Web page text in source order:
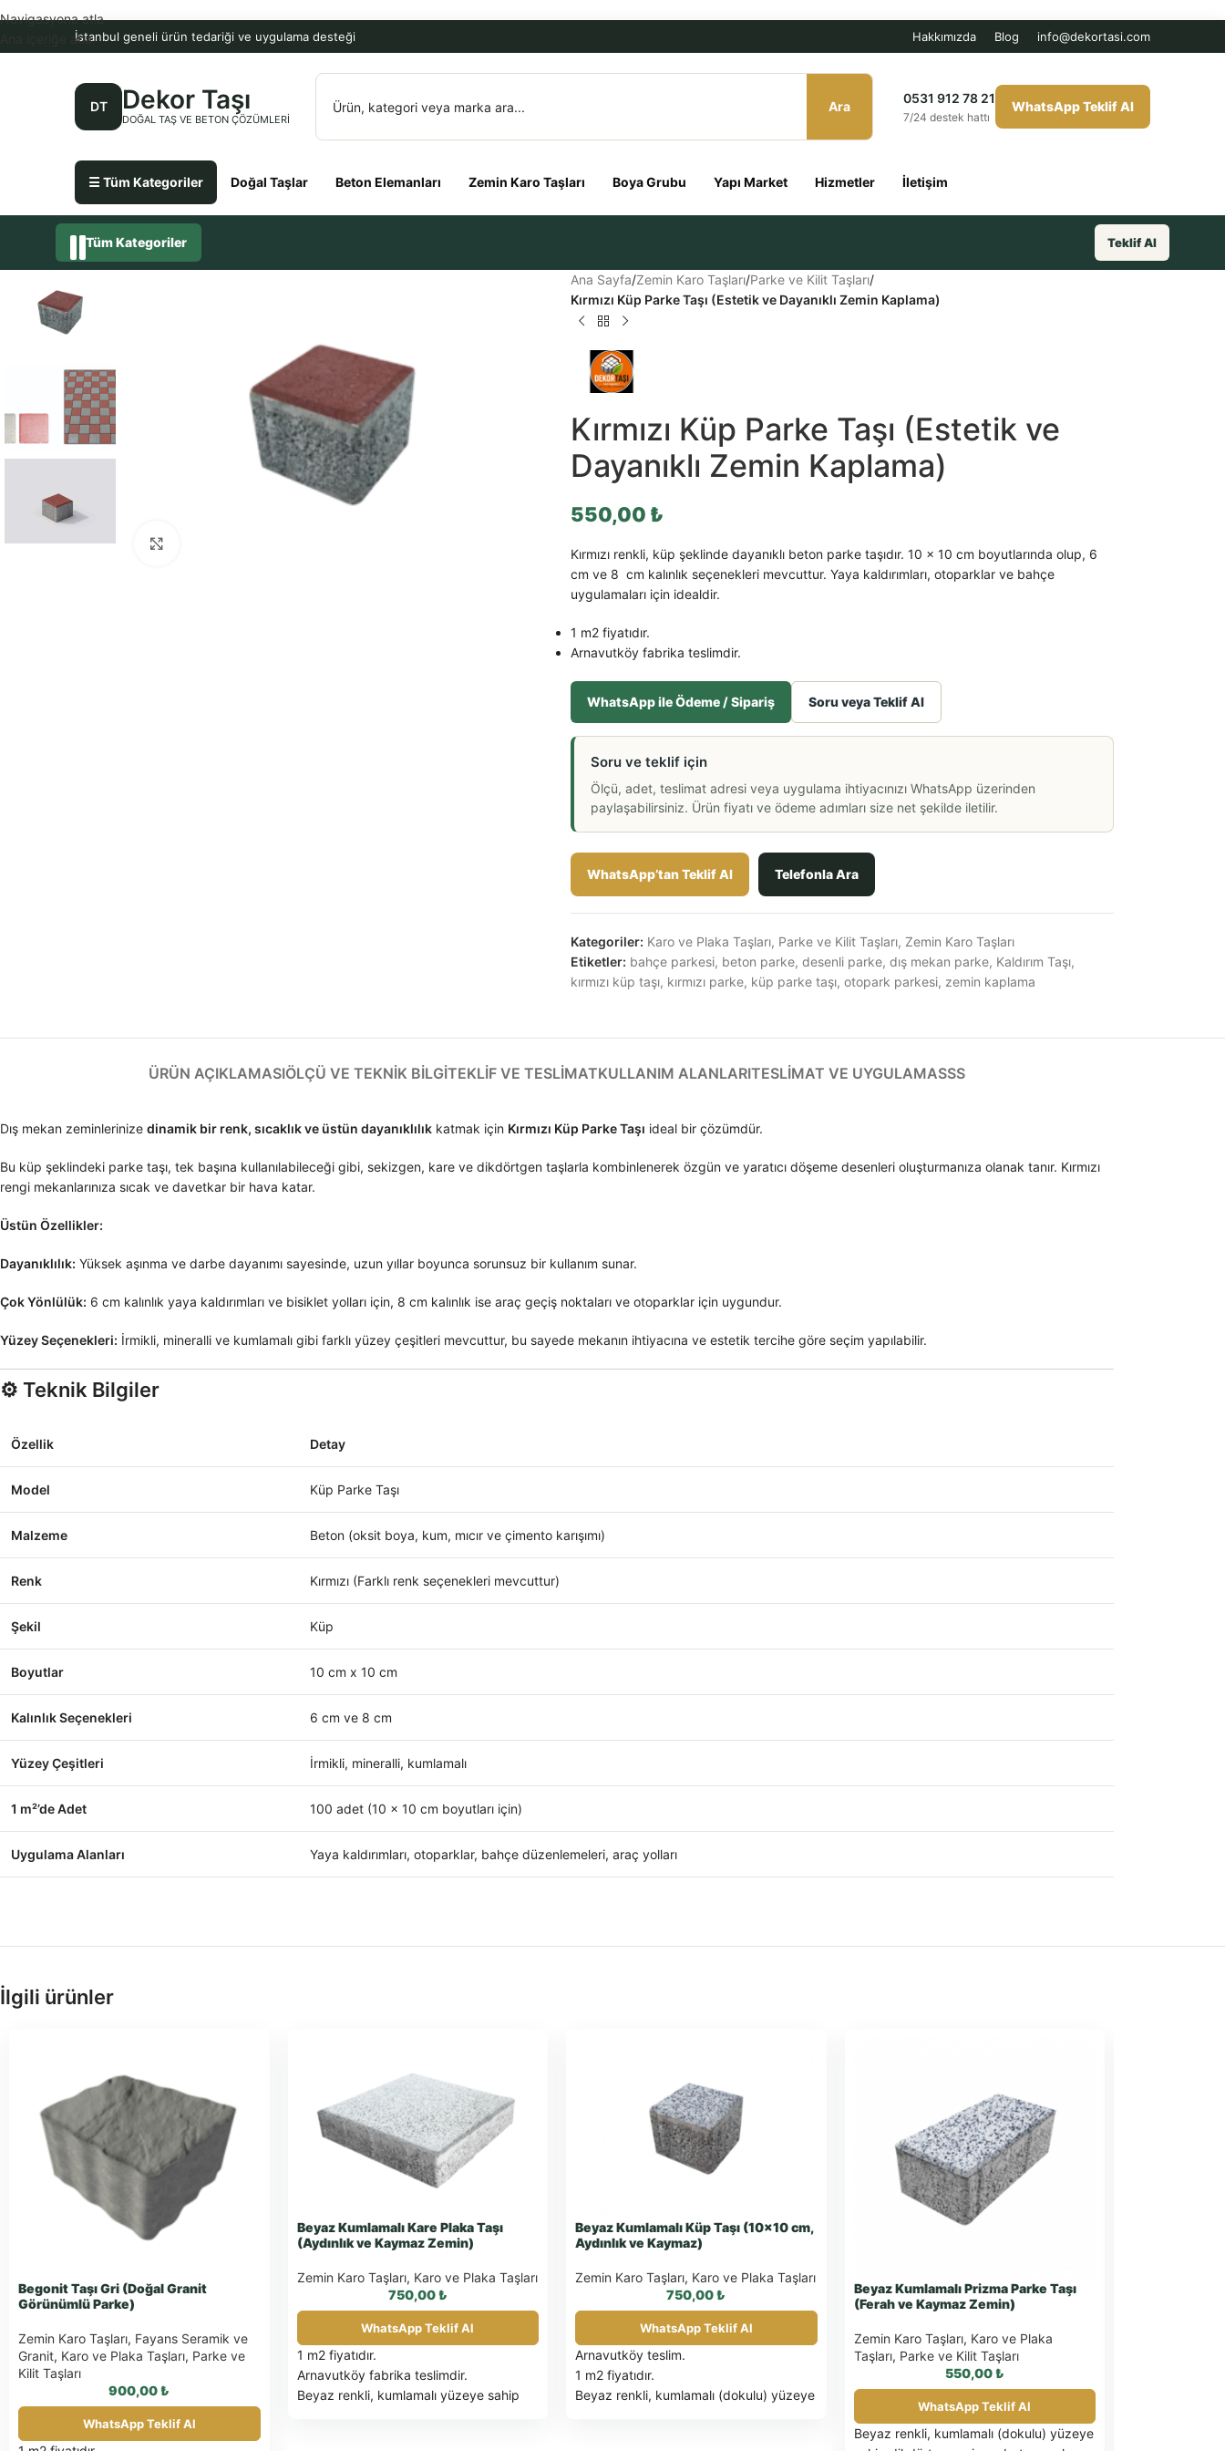
İstanbul geneli ürün tedariği ve uygulama desteği Hakkımızda Blog info@dekortasi.com
DT Dekor Taşı
DOĞAL TAŞ VE BETON ÇÖZÜMLERI
Ara
0531 912 78 21
7/24 destek hattı
WhatsApp Teklif Al
☰ Tüm Kategoriler Doğal Taşlar Beton Elemanları Zemin Karo Taşları Boya Grubu Yapı Market Hizmetler İletişim
Navigasyona atla
Ana içeriğe atla
Tüm Kategoriler Teklif Al
Ana Sayfa/Zemin Karo Taşları/Parke ve Kilit Taşları/
Kırmızı Küp Parke Taşı (Estetik ve Dayanıklı Zemin Kaplama)
Kırmızı Küp Parke Taşı (Estetik ve
Dayanıklı Zemin Kaplama)
550,00 ₺
Kırmızı renkli, küp şeklinde dayanıklı beton parke taşıdır. 10 x 10 cm boyutlarında olup, 6
cm ve 8 cm kalınlık seçenekleri mevcuttur. Yaya kaldırımları, otoparklar ve bahçe
uygulamaları için idealdir.
1 m2 fiyatıdır.
Arnavutköy fabrika teslimdir.
WhatsApp ile Ödeme / Sipariş Soru veya Teklif Al
Soru ve teklif için
Ölçü, adet, teslimat adresi veya uygulama ihtiyacınızı WhatsApp üzerinden
paylaşabilirsiniz. Ürün fiyatı ve ödeme adımları size net şekilde iletilir.
WhatsApp’tan Teklif Al Telefonla Ara
Kategoriler: Karo ve Plaka Taşları, Parke ve Kilit Taşları, Zemin Karo Taşları
Etiketler: bahçe parkesi, beton parke, desenli parke, dış mekan parke, Kaldırım Taşı,
kırmızı küp taşı, kırmızı parke, küp parke taşı, otopark parkesi, zemin kaplama
ÜRÜN AÇIKLAMASIÖLÇÜ VE TEKNIK BILGITEKLIF VE TESLIMATKULLANIM ALANLARITESLIMAT VE UYGULAMASSS
Dış mekan zeminlerinize dinamik bir renk, sıcaklık ve üstün dayanıklılık katmak için Kırmızı Küp Parke Taşı ideal bir çözümdür.
Bu küp şeklindeki parke taşı, tek başına kullanılabileceği gibi, sekizgen, kare ve dikdörtgen taşlarla kombinlenerek özgün ve yaratıcı döşeme desenleri oluşturmanıza olanak tanır. Kırmızı
rengi mekanlarınıza sıcak ve davetkar bir hava katar.
Üstün Özellikler:
Dayanıklılık: Yüksek aşınma ve darbe dayanımı sayesinde, uzun yıllar boyunca sorunsuz bir kullanım sunar.
Çok Yönlülük: 6 cm kalınlık yaya kaldırımları ve bisiklet yolları için, 8 cm kalınlık ise araç geçiş noktaları ve otoparklar için uygundur.
Yüzey Seçenekleri: İrmikli, mineralli ve kumlamalı gibi farklı yüzey çeşitleri mevcuttur, bu sayede mekanın ihtiyacına ve estetik tercihe göre seçim yapılabilir.
⚙️ Teknik Bilgiler
Özellik Detay
Model Küp Parke Taşı
Malzeme Beton (oksit boya, kum, mıcır ve çimento karışımı)
Renk Kırmızı (Farklı renk seçenekleri mevcuttur)
Şekil Küp
Boyutlar 10 cm x 10 cm
Kalınlık Seçenekleri 6 cm ve 8 cm
Yüzey Çeşitleri İrmikli, mineralli, kumlamalı
1 m²’de Adet 100 adet (10 x 10 cm boyutları için)
Uygulama Alanları Yaya kaldırımları, otoparklar, bahçe düzenlemeleri, araç yolları
İlgili ürünler
Begonit Taşı Gri (Doğal Granit
Görünümlü Parke)
Zemin Karo Taşları, Fayans Seramik ve
Granit, Karo ve Plaka Taşları, Parke ve
Kilit Taşları
900,00₺
WhatsApp Teklif Al
Beyaz Kumlamalı Kare Plaka Taşı
(Aydınlık ve Kaymaz Zemin)
Zemin Karo Taşları, Karo ve Plaka Taşları
750,00₺
WhatsApp Teklif Al
1 m2 fiyatıdır.
Arnavutköy fabrika teslimdir.
Beyaz renkli, kumlamalı yüzeye sahip
Beyaz Kumlamalı Küp Taşı (10×10 cm,
Aydınlık ve Kaymaz)
Zemin Karo Taşları, Karo ve Plaka Taşları
750,00₺
WhatsApp Teklif Al
Arnavutköy teslim.
1 m2 fiyatıdır.
Beyaz renkli, kumlamalı (dokulu) yüzeye
Beyaz Kumlamalı Prizma Parke Taşı
(Ferah ve Kaymaz Zemin)
Zemin Karo Taşları, Karo ve Plaka
Taşları, Parke ve Kilit Taşları
550,00₺
WhatsApp Teklif Al
Beyaz renkli, kumlamalı (dokulu) yüzeye